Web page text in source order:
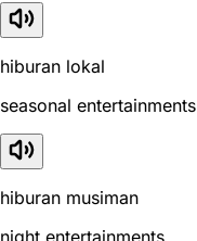
hiburan lokal
seasonal entertainments
hiburan musiman
night entertainments